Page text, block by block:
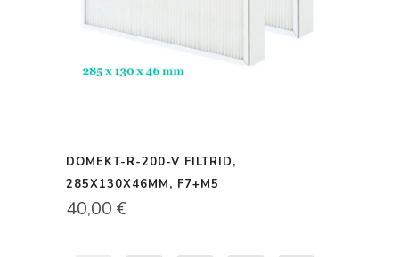
DOMEKT-R-200-V FILTRID,
285X130X46MM, F7+M5
40,00 €